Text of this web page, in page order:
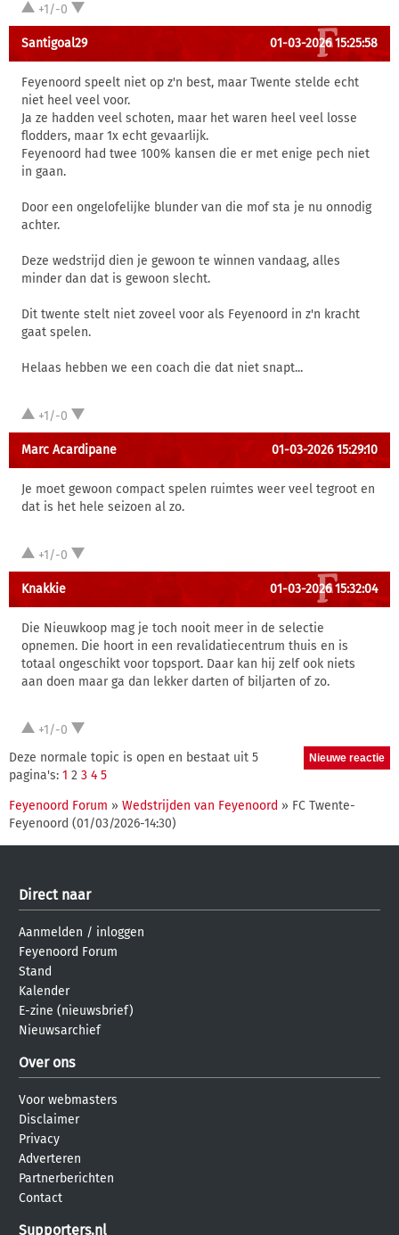
+1/-0
Santigoal29 01-03-2026 15:25:58
Feyenoord speelt niet op z'n best, maar Twente stelde echt
niet heel veel voor.
Ja ze hadden veel schoten, maar het waren heel veel losse
flodders, maar 1x echt gevaarlijk.
Feyenoord had twee 100% kansen die er met enige pech niet
in gaan.
Door een ongelofelijke blunder van die mof sta je nu onnodig
achter.
Deze wedstrijd dien je gewoon te winnen vandaag, alles
minder dan dat is gewoon slecht.
Dit twente stelt niet zoveel voor als Feyenoord in z'n kracht
gaat spelen.
Helaas hebben we een coach die dat niet snapt...
+1/-0
Marc Acardipane 01-03-2026 15:29:10
Je moet gewoon compact spelen ruimtes weer veel tegroot en
dat is het hele seizoen al zo.
+1/-0
Knakkie 01-03-2026 15:32:04
Die Nieuwkoop mag je toch nooit meer in de selectie
opnemen. Die hoort in een revalidatiecentrum thuis en is
totaal ongeschikt voor topsport. Daar kan hij zelf ook niets
aan doen maar ga dan lekker darten of biljarten of zo.
+1/-0
Deze normale topic is open en bestaat uit 5
pagina's: 1 2 3 4 5
Feyenoord Forum » Wedstrijden van Feyenoord » FC Twente-
Feyenoord (01/03/2026-14:30)
Direct naar
Aanmelden / inloggen
Feyenoord Forum
Stand
Kalender
E-zine (nieuwsbrief)
Nieuwsarchief
Over ons
Voor webmasters
Disclaimer
Privacy
Adverteren
Partnerberichten
Contact
Supporters.nl